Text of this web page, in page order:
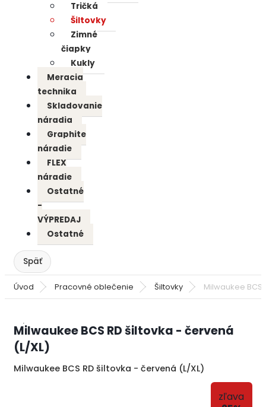
Tričká
Šiltovky
Zimné
čiapky
Kukly
Meracia
technika
Skladovanie
náradia
Graphite
náradie
FLEX
náradie
Ostatné
-
VÝPREDAJ
Ostatné
Úvod Pracovné oblečenie Šiltovky Milwaukee BCS
Milwaukee BCS RD šiltovka - červená
(L/XL)
Milwaukee BCS RD šiltovka - červená (L/XL)
zľava